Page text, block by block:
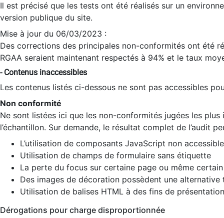
Il est précisé que les tests ont été réalisés sur un
version publique du site.
Mise à jour du 06/03/2023 :
Des corrections des principales non-conformités ont été
RGAA seraient maintenant respectés à 94% et le taux
- Contenus inaccessibles
Les contenus listés ci-dessous ne sont pas accessibles
Non conformité
Ne sont listées ici que les non-conformités jugées les
l’échantillon. Sur demande, le résultat complet de l’audit
L’utilisation de composants JavaScript non
Utilisation de champs de formulaire sans étiquette
La perte du focus sur certaine page ou même
Des images de décoration possèdent une alternative
Utilisation de balises HTML à des fins de
Dérogations pour charge disproportionnée